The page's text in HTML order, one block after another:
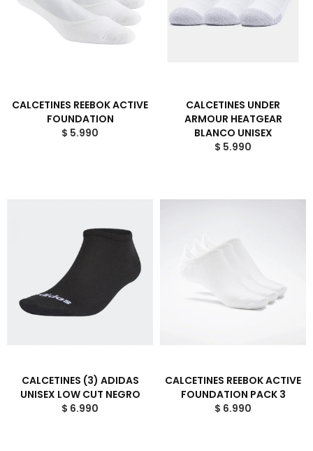
CALCETINES REEBOK ACTIVE
FOUNDATION
$ 5.990
CALCETINES UNDER
ARMOUR HEATGEAR
BLANCO UNISEX
$ 5.990
CALCETINES (3) ADIDAS
UNISEX LOW CUT NEGRO
$ 6.990
CALCETINES REEBOK ACTIVE
FOUNDATION PACK 3
$ 6.990